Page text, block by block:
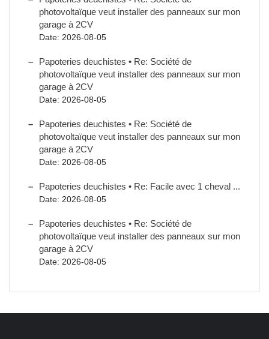
photovoltaïque veut installer des panneaux sur mon
garage à 2CV
Date: 2026-08-05
Papoteries deuchistes • Re: Société de
photovoltaïque veut installer des panneaux sur mon
garage à 2CV
Date: 2026-08-05
Papoteries deuchistes • Re: Société de
photovoltaïque veut installer des panneaux sur mon
garage à 2CV
Date: 2026-08-05
Papoteries deuchistes • Re: Facile avec 1 cheval ...
Date: 2026-08-05
Papoteries deuchistes • Re: Société de
photovoltaïque veut installer des panneaux sur mon
garage à 2CV
Date: 2026-08-05